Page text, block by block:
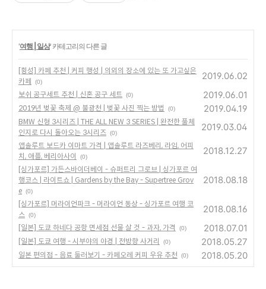
'여행 | 일상' 카테고리의 다른 글
[횡성] 카페 추천 | 커피 행성 | 의외의 장소에 있는 또 가고싶은
카페
(0)
2019.06.02
보쉬 공구세트 추천 | 신혼 공구 세트 (0) 2019.06.01
2019년 벚꽃 축제 @ 불광천 | 벚꽃 사진 찍는 방법 (0) 2019.04.19
BMW 신형 3시리즈 | THE ALL NEW 3 SERIES | 완전한 풀체
인지로 다시 돌아오는 3시리즈 (0)
2019.03.04
앱솔루트 보드카 이마트 가격 | 앱솔루트 라즈베리, 라임, 어피
치, 애플, 베리아사이
(0)
2018.12.27
[싱가포르] 가든스바이더베이 - 슈퍼트리 그로브 | 싱가포르 여
행코스 | 라이트쇼 | Gardens by the Bay - Supertree Grov
e (0)
2018.08.18
[싱가포르] 머라이언파크 - 머라이언 동상 - 싱가포르 여행 코
스 (0)
2018.08.16
[일본] 도쿄 하네다 공항 면세점 선물 살 것 - 과자, 가격 (0) 2018.07.01
[일본] 도쿄 여행 - 시부야의 야경 | 전방향 사거리 (0) 2018.05.27
일본 편의점 - 음료 둘러보기 - 카페오레 커피 우유 추천 (0) 2018.05.20